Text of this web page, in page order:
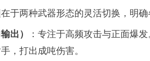
于两种武器形态的灵活切换，明
出）
：专注于高频攻击与正面爆
，打出成吨伤害。